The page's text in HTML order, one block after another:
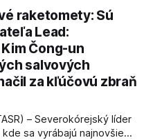
prímeria v Gaze. Agentúra
presvedčenie, že Izrael plní
raketomety: Sú
Lead:
Čong-un
salvových
za kľúčovú zbraň
– Severokórejský líder
sa vyrábajú najnovšie